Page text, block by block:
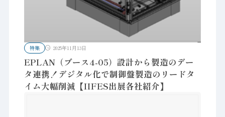
特集 2025年11月13日
EPLAN（ブース4-05）設計から製造のデー
タ連携！デジタル化で制御盤製造のリードタ
イム大幅削減【IIFES出展各社紹介】